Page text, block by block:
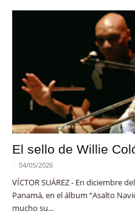
El sello de Willie
- 04/05/2026
VÍCTOR SUÁREZ - En diciembre
Panamá, en el álbum “Asalto
mucho su...